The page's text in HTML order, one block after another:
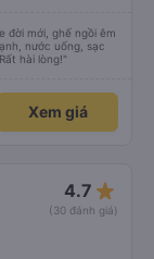
đời mới, ghế ngồi êm
nước uống, sạc
hài lòng!"
Xem giá
4.7 star_rate
(30 đánh giá)